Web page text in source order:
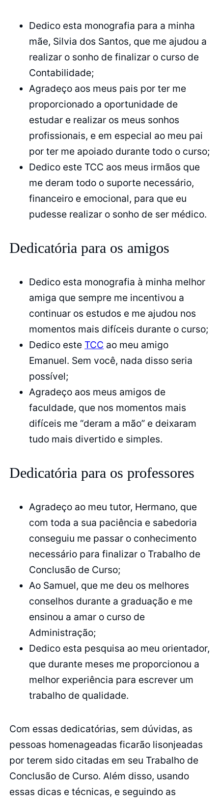
Dedico esta monografia para a minha
mãe, Silvia dos Santos, que me ajudou a
realizar o sonho de finalizar o curso de
Contabilidade;
Agradeço aos meus pais por ter me
proporcionado a oportunidade de
estudar e realizar os meus sonhos
profissionais, e em especial ao meu pai
por ter me apoiado durante todo o curso;
Dedico este TCC aos meus irmãos que
me deram todo o suporte necessário,
financeiro e emocional, para que eu
pudesse realizar o sonho de ser médico.
Dedicatória para os amigos
Dedico esta monografia à minha melhor
amiga que sempre me incentivou a
continuar os estudos e me ajudou nos
momentos mais difíceis durante o curso;
Dedico este TCC ao meu amigo
Emanuel. Sem você, nada disso seria
possível;
Agradeço aos meus amigos de
faculdade, que nos momentos mais
difíceis me “deram a mão” e deixaram
tudo mais divertido e simples.
Dedicatória para os professores
Agradeço ao meu tutor, Hermano, que
com toda a sua paciência e sabedoria
conseguiu me passar o conhecimento
necessário para finalizar o Trabalho de
Conclusão de Curso;
Ao Samuel, que me deu os melhores
conselhos durante a graduação e me
ensinou a amar o curso de
Administração;
Dedico esta pesquisa ao meu orientador,
que durante meses me proporcionou a
melhor experiência para escrever um
trabalho de qualidade.
Com essas dedicatórias, sem dúvidas, as
pessoas homenageadas ficarão lisonjeadas
por terem sido citadas em seu Trabalho de
Conclusão de Curso. Além disso, usando
essas dicas e técnicas, e seguindo as